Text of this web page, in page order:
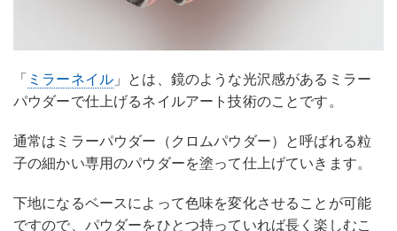
「 ミラーネイル 」とは、鏡のような光沢感があるミラー
パウダーで仕上げるネイルアート技術のことです。
通常はミラーパウダー（クロムパウダー）と呼ばれる粒
子の細かい専用のパウダーを塗って仕上げていきます。
下地になるベースによって色味を変化させることが可能
ですので、パウダーをひとつ持っていれば長く楽しむこ